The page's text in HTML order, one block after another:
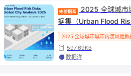
2025 全球城市
据集（Urban Flood
盖 58 城 2900 + 监测
文 / 排水特征，助力内
险预测模型训练
2025 全球城市城市内涝风险数
597.69KB
数据洋